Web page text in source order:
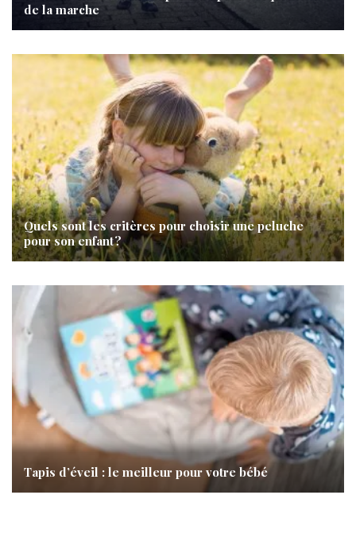
de la marche
Quels sont les critères pour choisir une peluche
pour son enfant ?
Tapis d’éveil : le meilleur pour votre bébé